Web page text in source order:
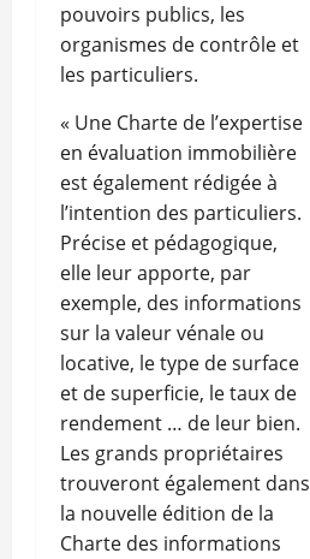
pouvoirs publics, les
organismes de contrôle et
les particuliers.
« Une Charte de l’expertise
en évaluation immobilière
est également rédigée à
l’intention des particuliers.
Précise et pédagogique,
elle leur apporte, par
exemple, des informations
sur la valeur vénale ou
locative, le type de surface
et de superficie, le taux de
rendement … de leur bien.
Les grands propriétaires
trouveront également dans
la nouvelle édition de la
Charte des informations